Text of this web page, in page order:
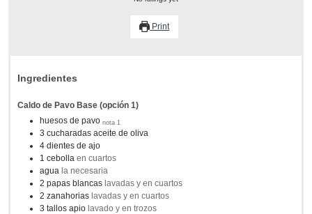
Print
Ingredientes
Caldo de Pavo Base (opción 1)
huesos de pavo nota 1
3 cucharadas aceite de oliva
4 dientes de ajo
1 cebolla en cuartos
agua la necesaria
2 papas blancas lavadas y en cuartos
2 zanahorias lavadas y en cuartos
3 tallos apio lavado y en trozos